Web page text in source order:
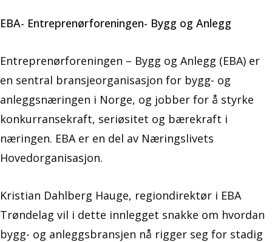
EBA- Entreprenørforeningen- Bygg og Anlegg
Entreprenørforeningen – Bygg og Anlegg (EBA) er
en sentral bransjeorganisasjon for bygg- og
anleggsnæringen i Norge, og jobber for å styrke
konkurransekraft, seriøsitet og bærekraft i
næringen. EBA er en del av Næringslivets
Hovedorganisasjon.
Kristian Dahlberg Hauge, regiondirektør i EBA
Trøndelag vil i dette innlegget snakke om hvordan
bygg- og anleggsbransjen nå rigger seg for stadig